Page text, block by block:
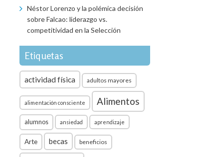
Néstor Lorenzo y la polémica decisión
sobre Falcao: liderazgo vs.
competitividad en la Selección
Etiquetas
actividad física adultos mayores
alimentación consciente Alimentos
alumnos ansiedad aprendizaje
Arte becas beneficios